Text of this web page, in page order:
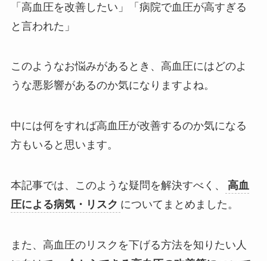
「高血圧を改善したい」「病院で血圧が高すぎる
と言われた」
このようなお悩みがあるとき、高血圧にはどのよ
うな悪影響があるのか気になりますよね。
中には何をすれば高血圧が改善するのか気になる
方もいると思います。
本記事では、このような疑問を解決すべく、
高血
圧による病気・リスク についてまとめました。
また、高血圧のリスクを下げる方法を知りたい人